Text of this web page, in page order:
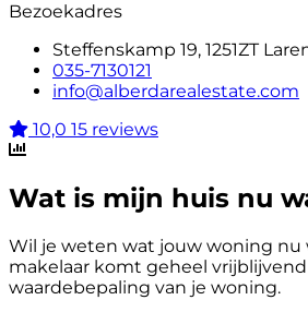
Bezoekadres
Steffenskamp 19, 1251ZT
035-7130121
info@alberdarealestate.com
10,0 15 reviews
Wat is mijn huis nu
Wil je weten wat jouw woning nu
makelaar komt geheel
waardebepaling van je woning.